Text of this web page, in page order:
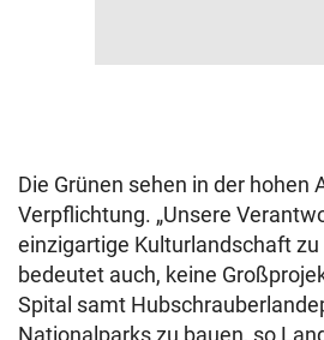
Die Grünen sehen in der hohen
Verpflichtung. „Unsere
einzigartige Kulturlandschaft
bedeutet auch, keine
Spital samt
Nationalparks zu bauen, so